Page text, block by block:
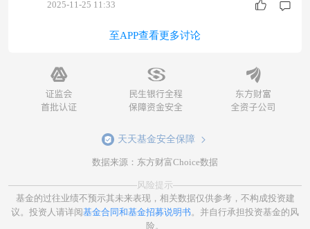
2025-11-25 11:33
至APP查看更多讨论
天天基金安全保障
数据来源：东方财富Choice数据
风险提示
基金的过往业绩不预示其未来表现，相关数据仅供参考，不构成投资建
议。投资人请详阅基金合同和基金招募说明书。并自行承担投资基金的风
险。